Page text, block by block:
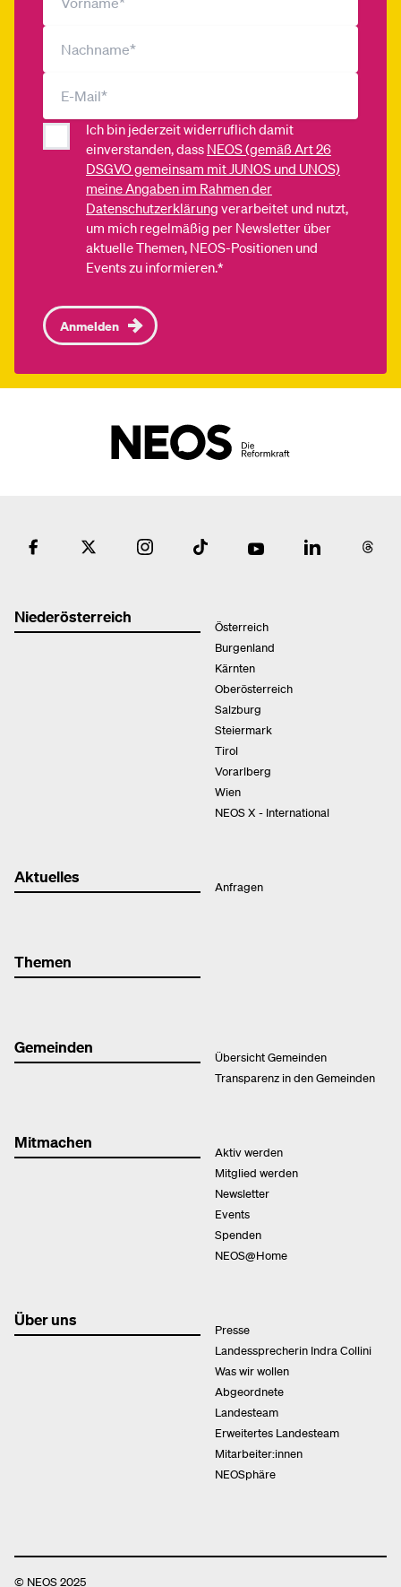
Ich bin jederzeit widerruflich damit
einverstanden, dass NEOS (gemäß Art 26
DSGVO gemeinsam mit JUNOS und UNOS)
meine Angaben im Rahmen der
Datenschutzerklärung verarbeitet und nutzt,
um mich regelmäßig per Newsletter über
aktuelle Themen, NEOS-Positionen und
Events zu informieren.*
Anmelden
Niederösterreich
Österreich
Burgenland
Kärnten
Oberösterreich
Salzburg
Steiermark
Tirol
Vorarlberg
Wien
NEOS X - International
Aktuelles
Anfragen
Themen
Gemeinden
Übersicht Gemeinden
Transparenz in den Gemeinden
Mitmachen
Aktiv werden
Mitglied werden
Newsletter
Events
Spenden
NEOS@Home
Über uns
Presse
Landessprecherin Indra Collini
Was wir wollen
Abgeordnete
Landesteam
Erweitertes Landesteam
Mitarbeiter:innen
NEOSphäre
© NEOS 2025